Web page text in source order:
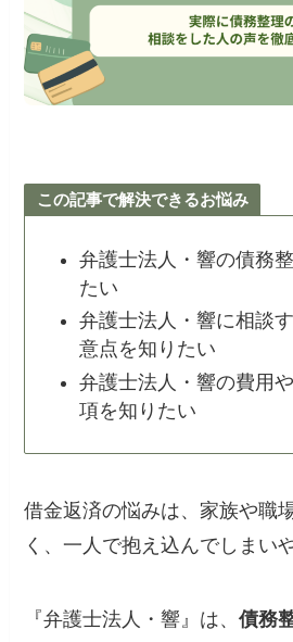
この記事で解決できるお悩み
弁護士法人・響の債務
たい
弁護士法人・響に相談
意点を知りたい
弁護士法人・響の費用
項を知りたい
借金返済の悩みは、家族や職
く、一人で抱え込んでしまい
『弁護士法人・響』は、債務